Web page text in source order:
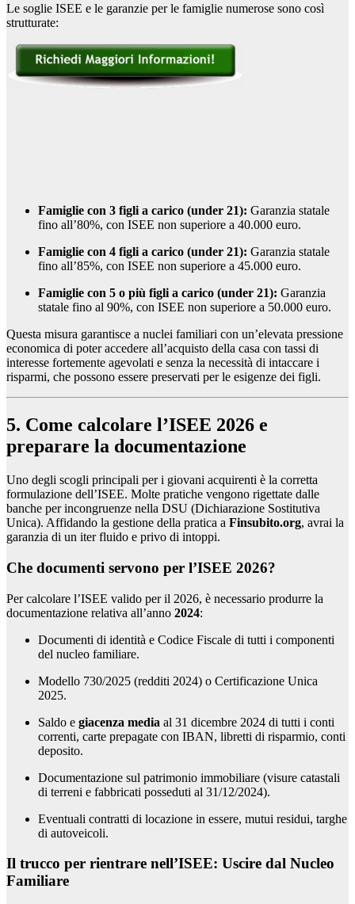
Le soglie ISEE e le garanzie per le famiglie numerose sono così
strutturate:
Famiglie con 3 figli a carico (under 21): Garanzia statale
fino all’80%, con ISEE non superiore a 40.000 euro.
Famiglie con 4 figli a carico (under 21): Garanzia statale
fino all’85%, con ISEE non superiore a 45.000 euro.
Famiglie con 5 o più figli a carico (under 21): Garanzia
statale fino al 90%, con ISEE non superiore a 50.000 euro.
Questa misura garantisce a nuclei familiari con un’elevata pressione
economica di poter accedere all’acquisto della casa con tassi di
interesse fortemente agevolati e senza la necessità di intaccare i
risparmi, che possono essere preservati per le esigenze dei figli.
5. Come calcolare l’ISEE 2026 e
preparare la documentazione
Uno degli scogli principali per i giovani acquirenti è la corretta
formulazione dell’ISEE. Molte pratiche vengono rigettate dalle
banche per incongruenze nella DSU (Dichiarazione Sostitutiva
Unica). Affidando la gestione della pratica a Finsubito.org, avrai la
garanzia di un iter fluido e privo di intoppi.
Che documenti servono per l’ISEE 2026?
Per calcolare l’ISEE valido per il 2026, è necessario produrre la
documentazione relativa all’anno 2024:
Documenti di identità e Codice Fiscale di tutti i componenti
del nucleo familiare.
Modello 730/2025 (redditi 2024) o Certificazione Unica
2025.
Saldo e giacenza media al 31 dicembre 2024 di tutti i conti
correnti, carte prepagate con IBAN, libretti di risparmio, conti
deposito.
Documentazione sul patrimonio immobiliare (visure catastali
di terreni e fabbricati posseduti al 31/12/2024).
Eventuali contratti di locazione in essere, mutui residui, targhe
di autoveicoli.
Il trucco per rientrare nell’ISEE: Uscire dal Nucleo
Familiare